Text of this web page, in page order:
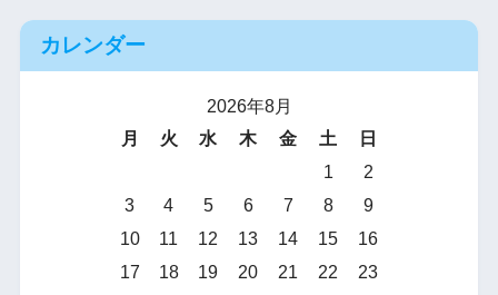
カレンダー
2026年8月
月
火 水 木 金 土
日
1
2
3
4 5 6 7 8
9
10
11 12 13 14 15
16
17
18 19 20 21 22
23